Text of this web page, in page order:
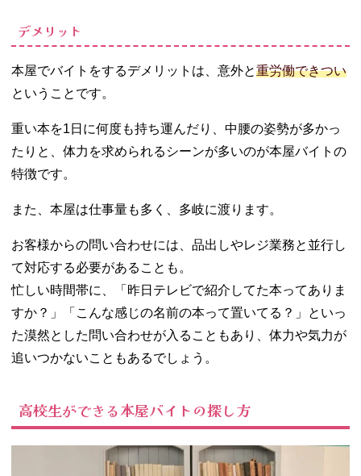
デメリット
本屋でバイトをするデメリットは、意外と重労働できつい
ということです。
重い本を1日に何度も持ち運んだり、中腰の姿勢が多かっ
たりと、体力を求められるシーンが多いのが本屋バイトの
特徴です。
また、本屋は仕事量も多く、多岐に渡ります。
お客様からの問い合わせには、品出しやレジ業務と並行し
て対応する必要があることも。
忙しい時間帯に、「昨日テレビで紹介してた本ってありま
すか？」「こんな感じの名前の本って置いてる？」といっ
た漠然とした問い合わせが入ることもあり、体力や気力が
追いつかないこともあるでしょう。
高校生ができる本屋バイトの探し方